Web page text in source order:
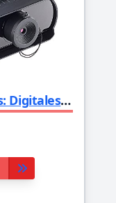
Zavarius Infrarot Fernglas: Digitales Nachtsichtgerät binokular, bis zu 300 m Sichtweite (Digitales Fernglas)